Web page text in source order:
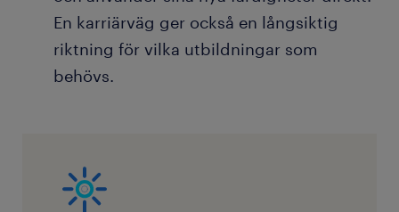
En karriärväg ger också en långsiktig
riktning för vilka utbildningar som
behövs.